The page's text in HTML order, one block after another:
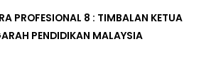
PROFESIONAL 8 : TIMBALAN KETUA
PENDIDIKAN MALAYSIA